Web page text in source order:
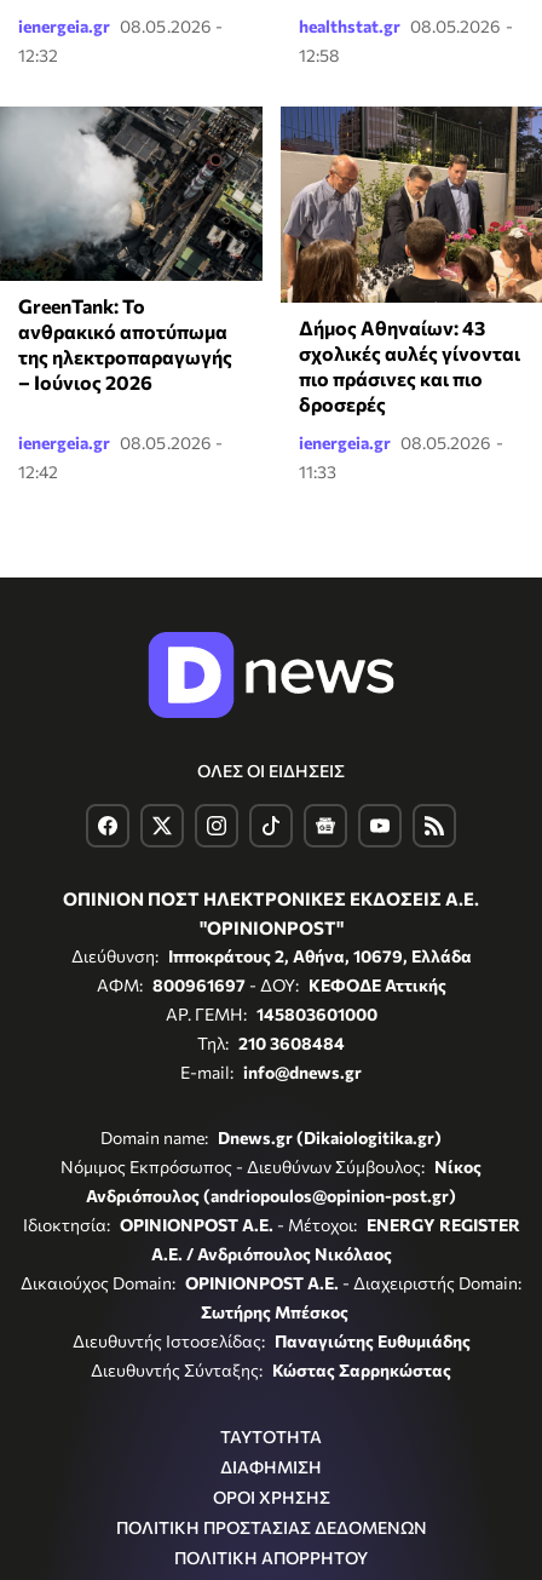
ienergeia.gr 08.05.2026 -
12:32
healthstat.gr 08.05.2026 -
12:58
GreenTank: Το
ανθρακικό αποτύπωμα
της ηλεκτροπαραγωγής
– Ιούνιος 2026
ienergeia.gr 08.05.2026 -
12:42
Δήμος Αθηναίων: 43
σχολικές αυλές γίνονται
πιο πράσινες και πιο
δροσερές
ienergeia.gr 08.05.2026 -
11:33
ΟΛΕΣ ΟΙ ΕΙΔΗΣΕΙΣ
ΟΠΙΝΙΟΝ ΠΟΣΤ ΗΛΕΚΤΡΟΝΙΚΕΣ ΕΚΔΟΣΕΙΣ Α.Ε.
"OPINIONPOST"
Διεύθυνση: Ιπποκράτους 2, Αθήνα, 10679, Ελλάδα
ΑΦΜ: 800961697- ΔΟΥ: ΚΕΦΟΔΕ Αττικής
ΑΡ. ΓΕΜΗ: 145803601000
Τηλ: 210 3608484
E-mail: info@dnews.gr
Domain name: Dnews.gr (Dikaiologitika.gr)
Νόμιμος Εκπρόσωπος - Διευθύνων Σύμβουλος: Νίκος
Ανδριόπουλος (andriopoulos@opinion-post.gr)
Ιδιοκτησία: OPINIONPOST A.E. - Μέτοχοι: ENERGY REGISTER
Α.Ε. / Ανδριόπουλος Νικόλαος
Δικαιούχος Domain: OPINIONPOST A.E. - Διαχειριστής Domain:
Σωτήρης Μπέσκος
Διευθυντής Ιστοσελίδας: Παναγιώτης Ευθυμιάδης
Διευθυντής Σύνταξης: Κώστας Σαρρηκώστας
ΤΑΥΤΟΤΗΤΑ
ΔΙΑΦΗΜΙΣΗ
ΟΡΟΙ ΧΡΗΣΗΣ
ΠΟΛΙΤΙΚΗ ΠΡΟΣΤΑΣΙΑΣ ΔΕΔΟΜΕΝΩΝ
ΠΟΛΙΤΙΚΗ ΑΠΟΡΡΗΤΟΥ